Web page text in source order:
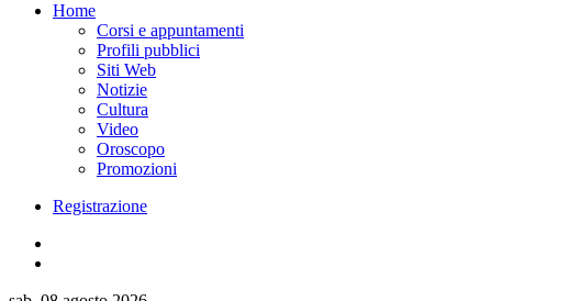
Home
Corsi e appuntamenti
Profili pubblici
Siti Web
Notizie
Cultura
Video
Oroscopo
Promozioni
Registrazione